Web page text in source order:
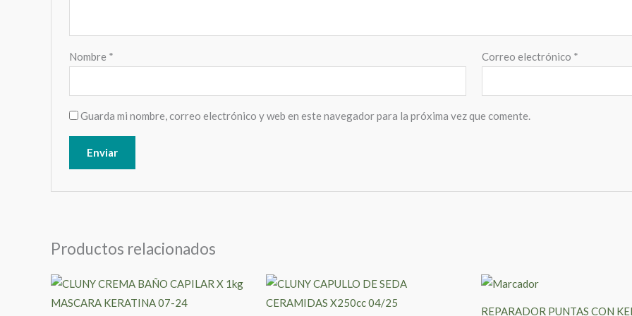
Nombre * Correo electrónico *
Guarda mi nombre, correo electrónico y web en este navegador para la próxima vez que comente.
Productos relacionados
REPARADOR PUNTAS CON